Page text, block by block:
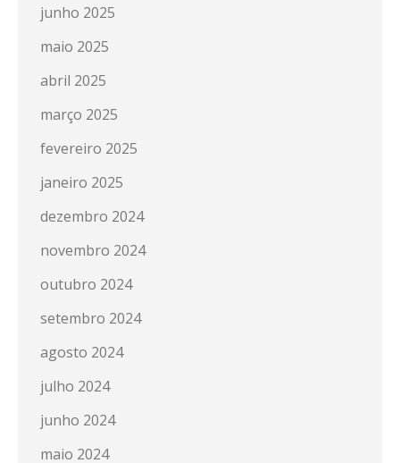
junho 2025
maio 2025
abril 2025
março 2025
fevereiro 2025
janeiro 2025
dezembro 2024
novembro 2024
outubro 2024
setembro 2024
agosto 2024
julho 2024
junho 2024
maio 2024